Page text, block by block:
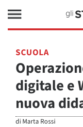
SCUOLA
digitale e
nuova
di Marta Rossi